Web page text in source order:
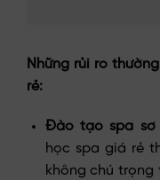
Những rủi ro
rẻ:
Đào tạo spa sơ
học spa giá rẻ
không chú trọng